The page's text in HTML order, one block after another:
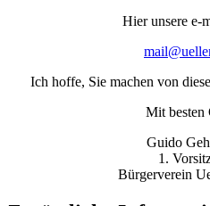
Hier unsere e-
Ich hoffe, Sie machen von
Mit besten
Guido
1.
Bürgerverein